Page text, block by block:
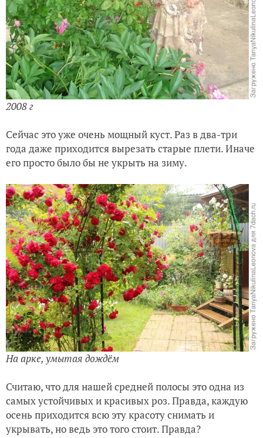
2008 г
Сейчас это уже очень мощный куст. Раз в два-три
года даже приходится вырезать старые плети. Иначе
его просто было бы не укрыть на зиму.
На арке, умытая дождём
Считаю, что для нашей средней полосы это одна из
самых устойчивых и красивых роз. Правда, каждую
осень приходится всю эту красоту снимать и
укрывать, но ведь это того стоит. Правда?